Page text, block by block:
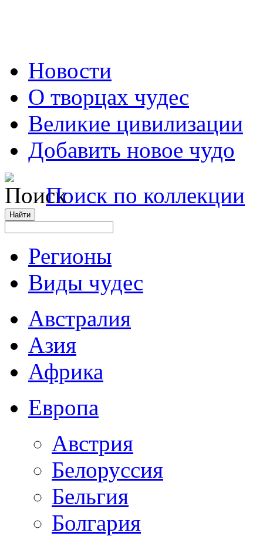
Новости
О творцах чудес
Великие цивилизации
Добавить новое чудо
Поиск по коллекции
Регионы
Виды чудес
Австралия
Азия
Африка
Европа
Австрия
Белоруссия
Бельгия
Болгария